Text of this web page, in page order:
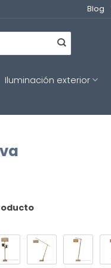
Blog
Iluminación exterior